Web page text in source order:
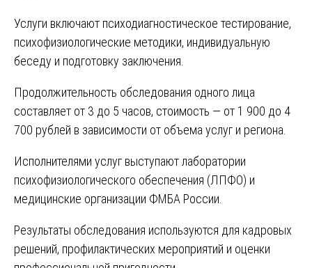
Услуги включают психодиагностическое тестирование,
психофизиологические методики, индивидуальную
беседу и подготовку заключения.
Продолжительность обследования одного лица
составляет от 3 до 5 часов, стоимость — от 1 900 до 4
700 рублей в зависимости от объема услуг и региона.
Исполнителями услуг выступают лаборатории
психофизиологического обеспечения (ЛПФО) и
медицинские организации ФМБА России.
Результаты обследования используются для кадровых
решений, профилактических мероприятий и оценки